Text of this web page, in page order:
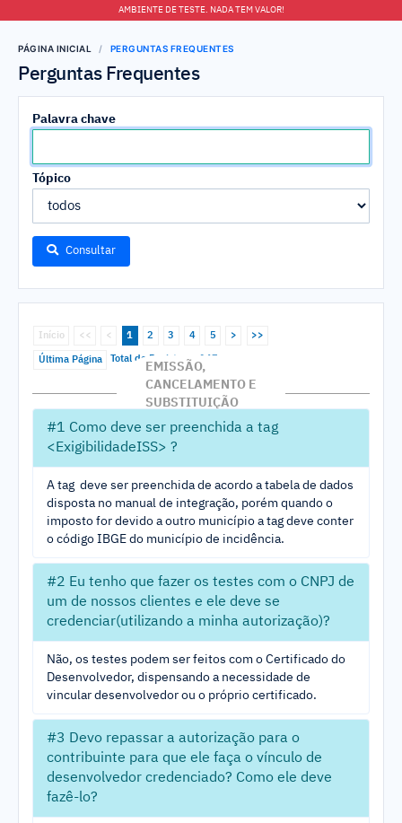
AMBIENTE DE TESTE. NADA TEM VALOR!
PÁGINA INICIAL PERGUNTAS FREQUENTES
Perguntas Frequentes
Palavra chave
Tópico
Consultar
Início << < 1 2 3 4 5 > >>
Última Página Total de Registros : 147
#1 Como deve ser preenchida a tag
<ExigibilidadeISS> ?
A tag deve ser preenchida de acordo a tabela de dados
disposta no manual de integração, porém quando o
imposto for devido a outro município a tag deve conter
o código IBGE do município de incidência.
#2 Eu tenho que fazer os testes com o CNPJ de
um de nossos clientes e ele deve se
credenciar(utilizando a minha autorização)?
Não, os testes podem ser feitos com o Certificado do
Desenvolvedor, dispensando a necessidade de
vincular desenvolvedor ou o próprio certificado.
#3 Devo repassar a autorização para o
contribuinte para que ele faça o vínculo de
desenvolvedor credenciado? Como ele deve
fazê-lo?